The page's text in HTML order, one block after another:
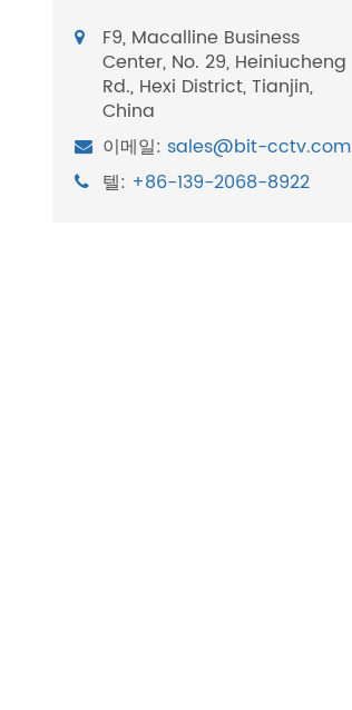
F9, Macalline Business
Center, No. 29, Heiniucheng
Rd., Hexi District, Tianjin,
China
이메일: sales@bit-cctv.com
텔: +86-139-2068-8922